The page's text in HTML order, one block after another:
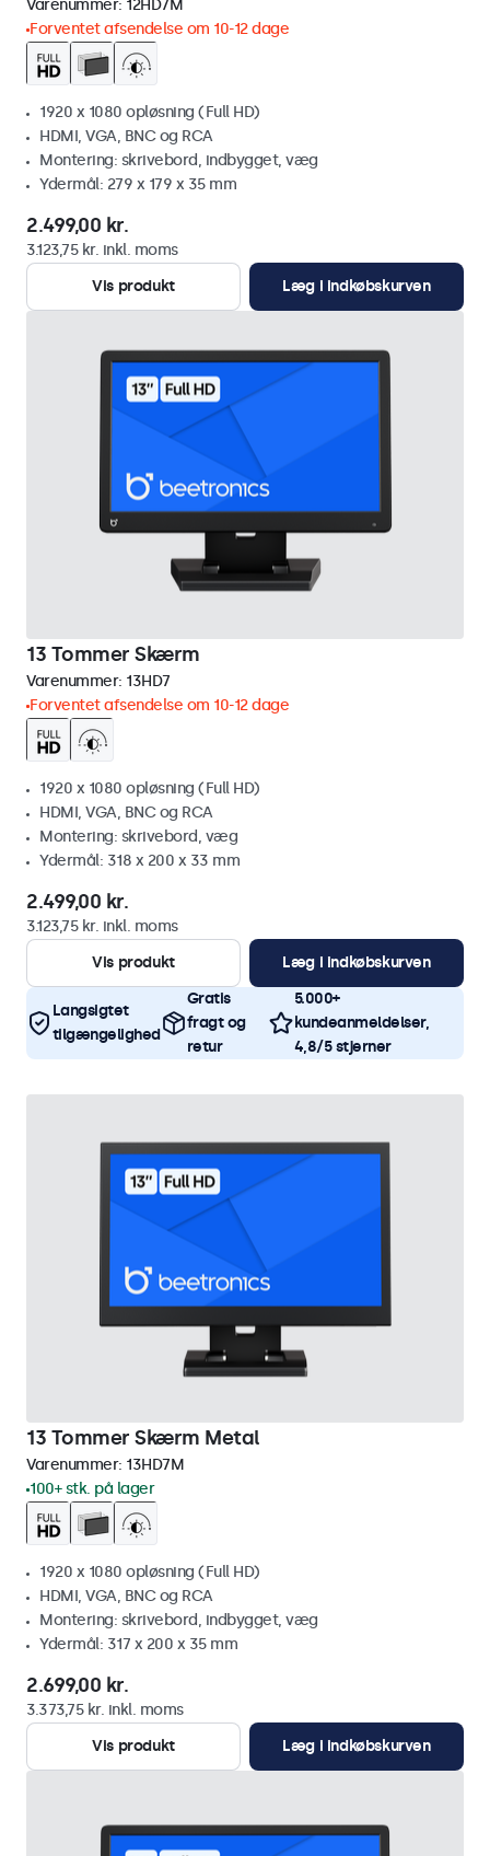
Varenummer: 12HD7M
Forventet afsendelse om 10-12 dage
1920 x 1080 opløsning (Full HD)
HDMI, VGA, BNC og RCA
Montering: skrivebord, indbygget, væg
Ydermål: 279 x 179 x 35 mm
2.499,00 kr.
3.123,75 kr. inkl. moms
Vis produkt
Læg i indkøbskurven
13 Tommer Skærm
Varenummer: 13HD7
Forventet afsendelse om 10-12 dage
1920 x 1080 opløsning (Full HD)
HDMI, VGA, BNC og RCA
Montering: skrivebord, væg
Ydermål: 318 x 200 x 33 mm
2.499,00 kr.
3.123,75 kr. inkl. moms
Vis produkt
Læg i indkøbskurven
Langsigtet
tilgængelighed
Gratis
fragt og
retur
5.000+
kundeanmeldelser,
4,8/5 stjerner
13 Tommer Skærm Metal
Varenummer: 13HD7M
100+ stk. på lager
1920 x 1080 opløsning (Full HD)
HDMI, VGA, BNC og RCA
Montering: skrivebord, indbygget, væg
Ydermål: 317 x 200 x 35 mm
2.699,00 kr.
3.373,75 kr. inkl. moms
Vis produkt
Læg i indkøbskurven